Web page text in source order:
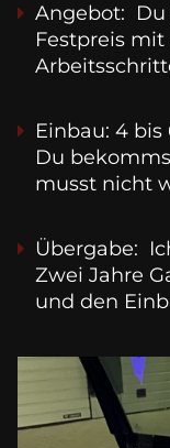
Angebot:
Festpreis
Einbau: 4
Du
musst nicht
Übergabe:
Zwei Jahre
und den